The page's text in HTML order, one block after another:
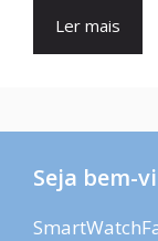
Ler mais
Seja bem-